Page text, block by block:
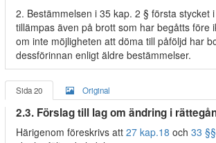
2. Bestämmelsen i 35 kap. 2 § första stycket
tillämpas även på brott som har begåtts före
om inte möjligheten att döma till påföljd har
dessförinnan enligt äldre bestämmelser.
Sida 20 Original
2.3. Förslag till lag om ändring i
Härigenom föreskrivs att 27 kap.18 och 33 §§